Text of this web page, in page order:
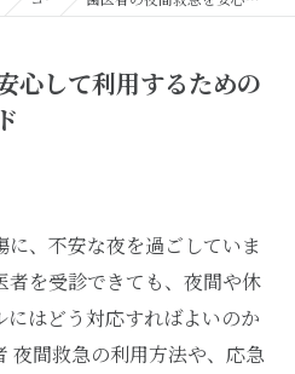
心して利用するための
、不安な夜を過ごしていま
を受診できても、夜間や休
にはどう対応すればよいのか
夜間救急の利用方法や、応急